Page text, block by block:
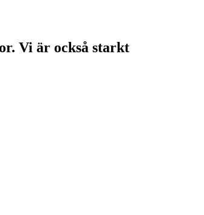
Vi är också starkt